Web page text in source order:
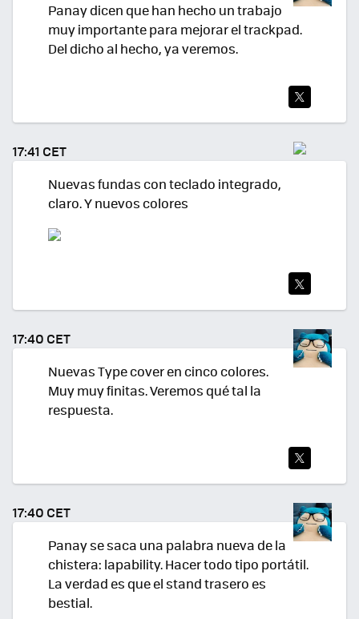
Panay dicen que han hecho un trabajo
muy importante para mejorar el trackpad.
Del dicho al hecho, ya veremos.
TWI
TEA
R
17:41 CET
Nuevas fundas con teclado integrado,
claro. Y nuevos colores
TEA
R
17:40 CET
Nuevas Type cover en cinco colores.
Muy muy finitas. Veremos qué tal la
respuesta.
TEA
R
17:40 CET
Panay se saca una palabra nueva de la
chistera: lapability. Hacer todo tipo portátil.
La verdad es que el stand trasero es
bestial.